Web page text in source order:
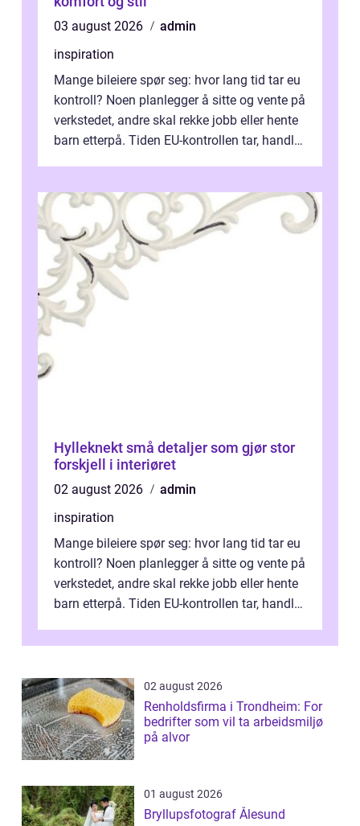
03 august 2026
admin
inspiration
Mange bileiere spør seg: hvor lang tid tar eu
kontroll? Noen planlegger å sitte og vente på
verkstedet, andre skal rekke jobb eller hente
barn etterpå. Tiden EU-kontrollen tar, handler
Hylleknekt små detaljer som gjør stor
forskjell i interiøret
02 august 2026
admin
inspiration
Mange bileiere spør seg: hvor lang tid tar eu
kontroll? Noen planlegger å sitte og vente på
verkstedet, andre skal rekke jobb eller hente
barn etterpå. Tiden EU-kontrollen tar, handler
02 august 2026
Renholdsfirma i Trondheim: For
bedrifter som vil ta arbeidsmiljø
på alvor
01 august 2026
Bryllupsfotograf Ålesund